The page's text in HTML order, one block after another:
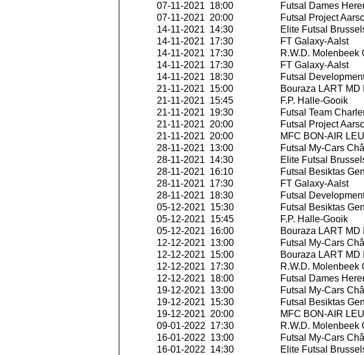
07-11-2021 18:00
Futsal Dames
07-11-2021 20:00
Futsal Project
14-11-2021 14:30
Elite Futsal
14-11-2021 17:30
FT Galaxy-Aalst
14-11-2021 17:30
R.W.D. Molenbeek
14-11-2021 17:30
FT Galaxy-Aalst
14-11-2021 18:30
Futsal
21-11-2021 15:00
Bouraza LART MD
21-11-2021 15:45
F.P. Halle-Gooik
21-11-2021 19:30
Futsal Team
21-11-2021 20:00
Futsal Project
21-11-2021 20:00
MFC BON-AIR
28-11-2021 13:00
Futsal My-Cars
28-11-2021 14:30
Elite Futsal
28-11-2021 16:10
Futsal Besiktas
28-11-2021 17:30
FT Galaxy-Aalst
28-11-2021 18:30
Futsal
05-12-2021 15:30
Futsal Besiktas
05-12-2021 15:45
F.P. Halle-Gooik
05-12-2021 16:00
Bouraza LART MD
12-12-2021 13:00
Futsal My-Cars
12-12-2021 15:00
Bouraza LART MD
12-12-2021 17:30
R.W.D. Molenbeek
12-12-2021 18:00
Futsal Dames
19-12-2021 13:00
Futsal My-Cars
19-12-2021 15:30
Futsal Besiktas
19-12-2021 20:00
MFC BON-AIR
09-01-2022 17:30
R.W.D. Molenbeek
16-01-2022 13:00
Futsal My-Cars
16-01-2022 14:30
Elite Futsal